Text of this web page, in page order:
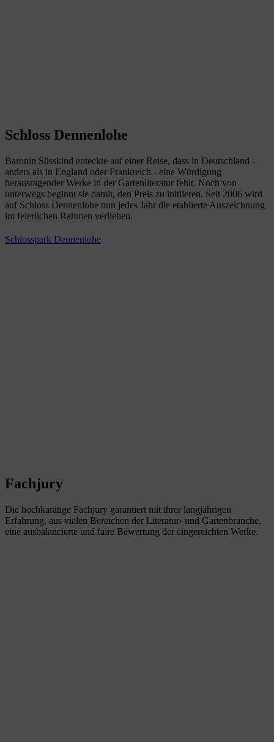
Schloss Dennenlohe
Baronin Süsskind enteckte auf einer Reise, dass in Deutschland -
anders als in England oder Frankreich - eine Würdigung
herausragender Werke in der Gartenliteratur fehlt. Noch von
unterwegs beginnt sie damit, den Preis zu initiieren. Seit 2006 wird
auf Schloss Dennenlohe nun jedes Jahr die etablierte Auszeichnung
im feierlichen Rahmen verliehen.
Schlosspark Dennenlohe
Fachjury
Die hochkarätige Fachjury garantiert mit ihrer langjährigen
Erfahrung, aus vielen Bereichen der Literatur- und Gartenbranche,
eine ausbalancierte und faire Bewertung der eingereichten Werke.